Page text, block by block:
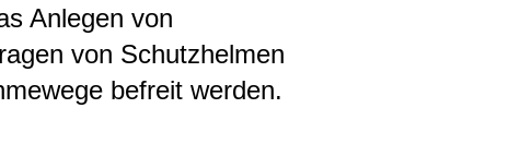
Anlegen von
von Schutzhelmen
befreit werden.